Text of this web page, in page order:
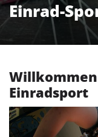
Einrad-
Einradsport